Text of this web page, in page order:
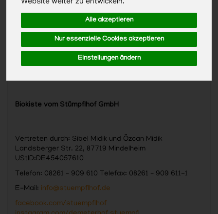
Website weiter zu entwickeln.
Alle akzeptieren
Nur essenzielle Cookies akzeptieren
Einstellungen ändern
Biokiste vom Stümpflhof GmbH
Vertreten durch: Sibel Midik und Özcan Midik
Landsberger Str. 22, 87719 Mindelheim
UStID:DE454057610
Telefon: 08261 – 909 610 Telefax: 08261 – 909 611-1
E-Mail: info@stuempflhof.de
facebook.com/stuempflhof